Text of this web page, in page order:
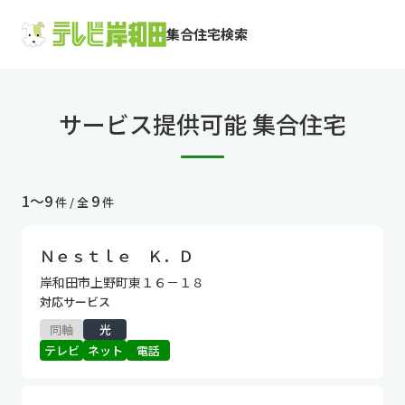
集合住宅検索
サービス提供可能 集合住宅
1〜9件 / 全 9件
Ｎｅｓｔｌｅ Ｋ．Ｄ
岸和田市上野町東１６－１８
対応サービス
同軸
光
テレビ ネット 電話